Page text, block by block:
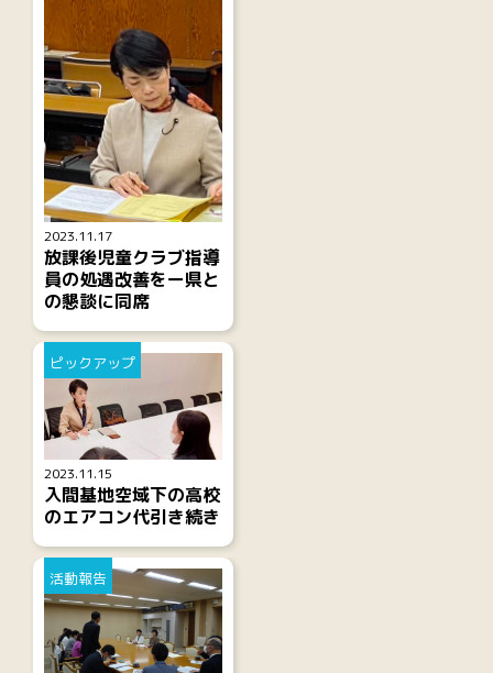
2023.11.17
放課後児童クラブ指導
員の処遇改善をー県と
の懇談に同席
2023.11.15
ピックアップ
入間基地空域下の高校
のエアコン代引き続き
活動報告